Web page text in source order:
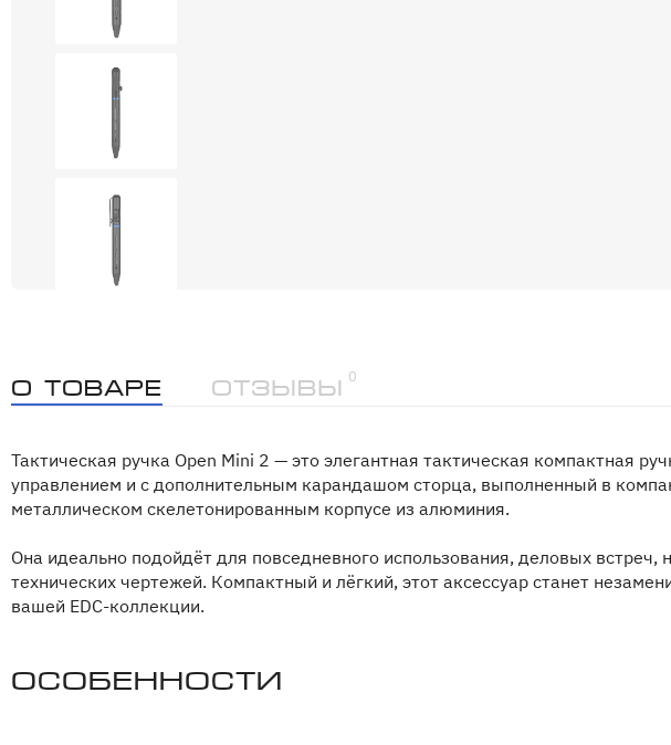
О товаре Отзывы
0
Тактическая ручка Open Mini 2 — это элегантная тактическая компактная
управлением и с дополнительным карандашом сторца, выполненный в
металлическом скелетонированным корпусе из алюминия.
Она идеально подойдёт для повседневного использования, деловых встреч,
технических чертежей. Компактный и лёгкий, этот аксессуар станет
вашей EDC-коллекции.
Особенности